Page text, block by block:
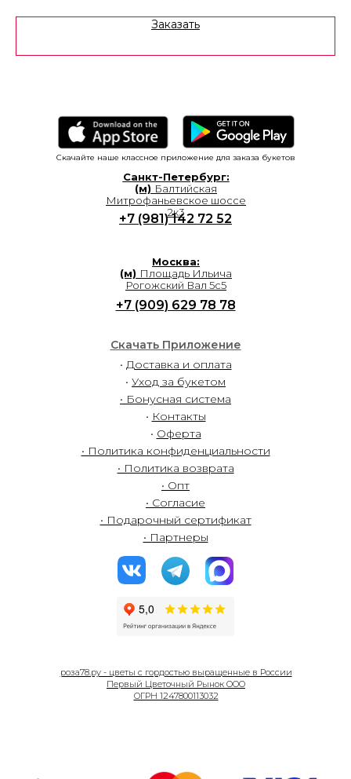
Заказать
• Доставка и оплата
• Уход за букетом
• Бонусная система
• Контакты
• Оферта
• Политика конфиденциальности
• Политика возврата
• Опт
• Согласие
• Подарочный сертификат
• Партнеры
+7 (909) 629 78 78
Санкт-Петербург:
(м) Балтийская
Митрофаньевское шоссе
2к3
Скачать Приложение
+7 (981) 142 72 52
роза78.ру - цветы с гордостью выращенные в России
Первый Цветочный Рынок ООО
ОГРН 1247800113032
Москва:
(м) Площадь Ильича
Рогожский Вал 5с5
Скачайте наше классное приложение для заказа букетов